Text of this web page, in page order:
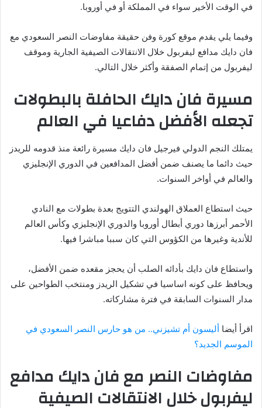
في الوقت الأخير سواء في المملكة أو في أوروبا.
وفيما يلي يقدم موقع كورة وفن حقيقة مفاوضات النصر السعودي مع
فان دايك مدافع ليفربول خلال الانتقالات الصيفية الجارية وموقف
ليفربول من إتمام الصفقة وأكثر خلال التالي.
مسيرة فان دايك الحافلة بالبطولات
تجعله الأفضل دفاعيا في العالم
يمتلك النجم الدولي فيرجيل فان دايك مسيرة رائعة منذ قدومه للريدز
حيث دائما ما يصنف ضمن أفضل المدافعين في الدوري الإنجليزي
والعالم في أواخر السنوات.
حيث استطاع العملاق الهولندي التتويج بعدة بطولات مع النادي
الأحمر أبرزها دوري أبطال أوروبا والدوري الإنجليزي وكأس العالم
للأندية وغيرها من الكؤوس التي كان سببا مباشرا فيها.
واستطاع فان دايك بأدائه الصلب أن يحجز مقعده ضمن الأفضل،
ويحافظ على كونه اساسيا في تشكيل الريدز ومنتخب الطواحين على
مدار السنوات السابقة في فترة مشاركاته.
اقرأ أيضا أليسون أم تشيزني.. من هو حارس النصر السعودي في
الموسم الجديد؟
مفاوضات النصر مع فان دايك مدافع
ليفربول خلال الانتقالات الصيفية